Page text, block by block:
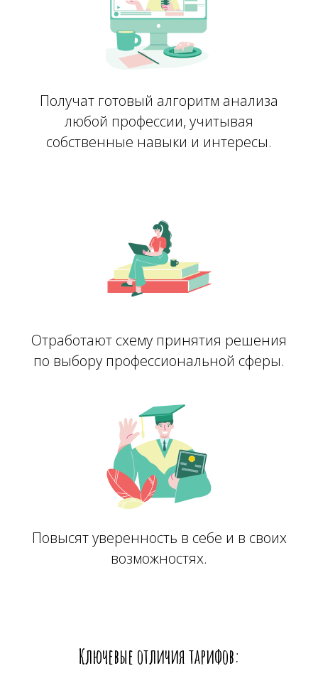
Получат готовый алгоритм анализа
любой профессии, учитывая
собственные навыки и интересы.
Отработают схему принятия решения
по выбору профессиональной сферы.
Повысят уверенность в себе и в своих
возможностях.
Ключевые отличия тарифов: